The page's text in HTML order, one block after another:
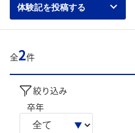
体験記を投稿する
全2件
絞り込み
卒年